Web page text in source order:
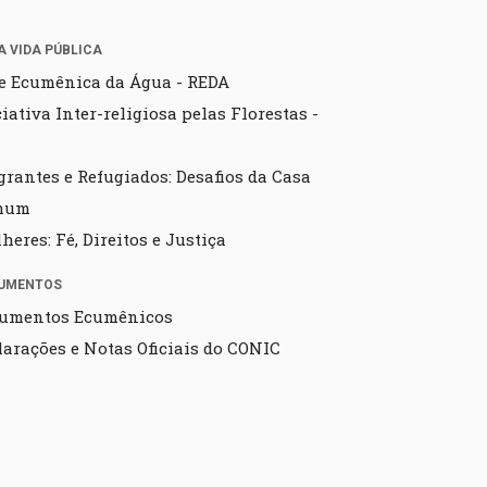
VIDA PÚBLICA
Ecumênica da Água - REDA
Inter-religiosa pelas Florestas -
e Refugiados: Desafios da Casa
Fé, Direitos e Justiça
Ecumênicos
e Notas Oficiais do CONIC